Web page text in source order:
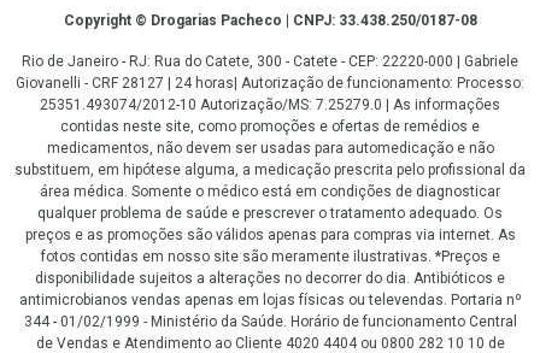
CopyrightCopyright © Drogarias Pacheco | CNPJ: 33.438.250/0187-08
Rio de Janeiro - RJ: Rua do Catete, 300 - Catete - CEP: 22220-000 | Gabriele
Giovanelli - CRF 28127 | 24 horas| Autorização de funcionamento: Processo:
25351.493074/2012-10 Autorização/MS: 7.25279.0 | As informações
contidas neste site, como promoções e ofertas de remédios e
medicamentos, não devem ser usadas para automedicação e não
substituem, em hipótese alguma, a medicação prescrita pelo profissional da
área médica. Somente o médico está em condições de diagnosticar
qualquer problema de saúde e prescrever o tratamento adequado. Os
preços e as promoções são válidos apenas para compras via internet. As
fotos contidas em nosso site são meramente ilustrativas. *Preços e
disponibilidade sujeitos a alterações no decorrer do dia. Antibióticos e
antimicrobianos vendas apenas em lojas físicas ou televendas. Portaria nº
344 - 01/02/1999 - Ministério da Saúde. Horário de funcionamento Central
de Vendas e Atendimento ao Cliente 4020 4404 ou 0800 282 10 10 de